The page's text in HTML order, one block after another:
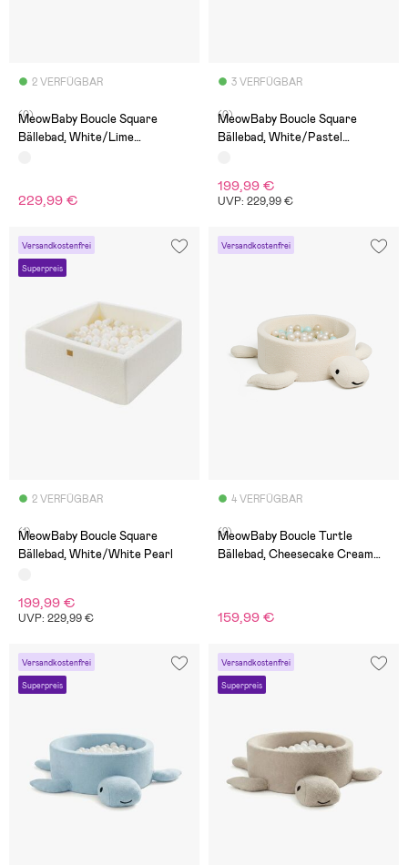
2 VERFÜGBAR
(0)
MeowBaby Boucle Square
Bällebad, White/Lime
229,99 €
3 VERFÜGBAR
(0)
MeowBaby Boucle Square
Bällebad, White/Pastel
199,99 €
UVP: 229,99 €
Versandkostenfrei
Superpreis
2 VERFÜGBAR
(1)
MeowBaby Boucle Square
Bällebad, White/White Pearl
199,99 €
UVP: 229,99 €
Versandkostenfrei
4 VERFÜGBAR
(2)
MeowBaby Boucle Turtle
Bällebad, Cheesecake Cream
159,99 €
Versandkostenfrei
Superpreis
Versandkostenfrei
Superpreis